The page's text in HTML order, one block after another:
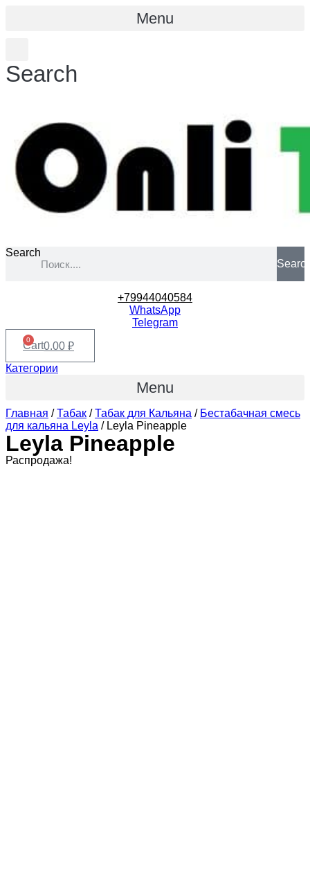
Menu
Search
Search
+79944040584
WhatsApp
Telegram
0.00 ₽
0
Cart
Категории
Menu
Главная /Табак /Табак для Кальяна / Бестабачная смесь
для кальяна Leyla / Leyla Pineapple
Leyla Pineapple
Распродажа!